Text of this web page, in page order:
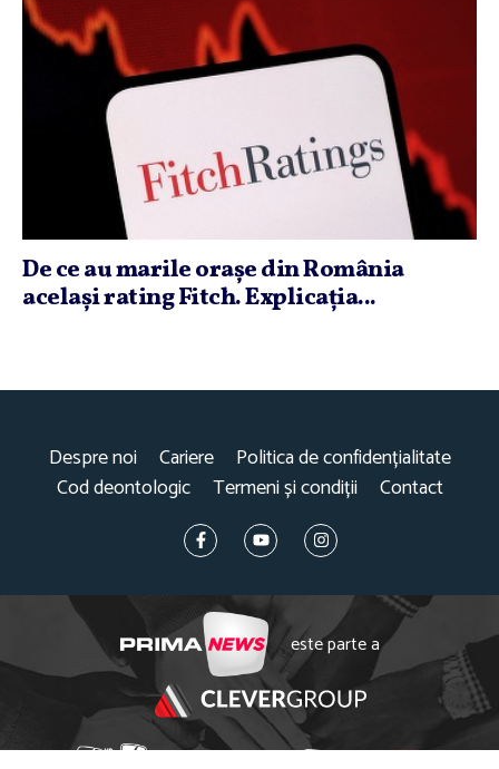
De ce au marile oraşe din România
acelaşi rating Fitch. Explicaţia...
Despre noi Cariere
Politica de confidențialitate
Cod deontologic
Termeni și condiții Contact
este parte a